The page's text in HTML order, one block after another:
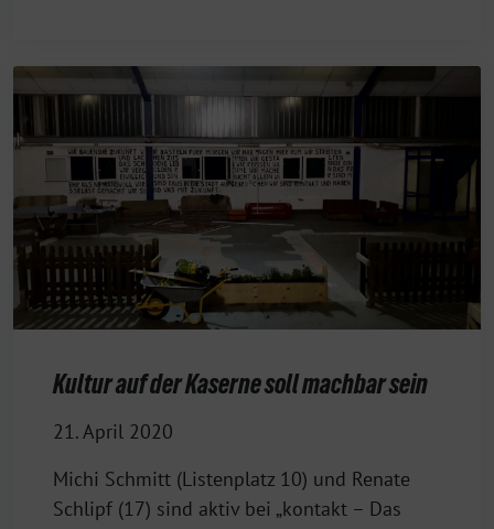
Kultur auf der Kaserne soll machbar sein
21. April 2020
Michi Schmitt (Listenplatz 10) und Renate
Schlipf (17) sind aktiv bei „kontakt – Das